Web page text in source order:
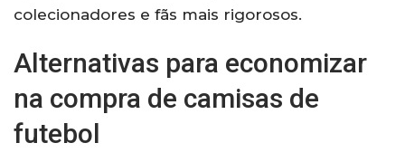
colecionadores e fãs mais rigorosos.
Alternativas para economizar
na compra de camisas de
futebol